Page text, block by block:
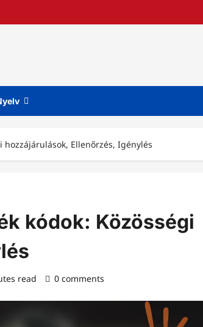
Ellenőrzés, Igénylés
kódok: Közösségi
read 0 comments